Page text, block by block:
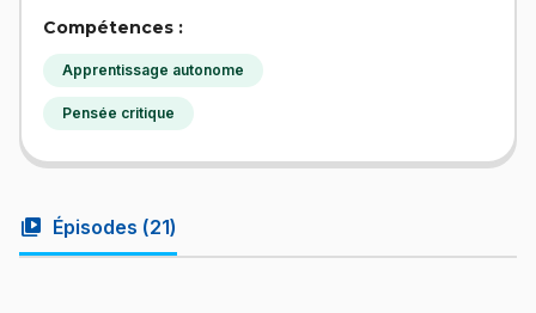
Compétences :
Apprentissage autonome
Pensée critique
video_library Épisodes (21)